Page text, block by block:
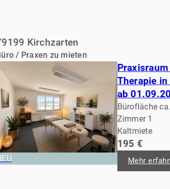
Kirchzarten
/ Praxen zu mieten
Therapie
ab
Bürofläche
Zimmer 1
Kaltmiete
195 €
Mehr